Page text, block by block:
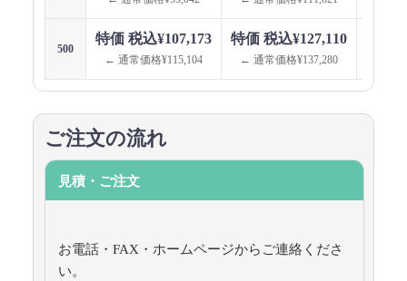
500
特価 税込¥107,173
← 通常価格¥115,104
特価 税込¥127,110
← 通常価格¥137,280
ご注文の流れ
見積・ご注文
お電話・FAX・ホームページからご連絡くださ
い。